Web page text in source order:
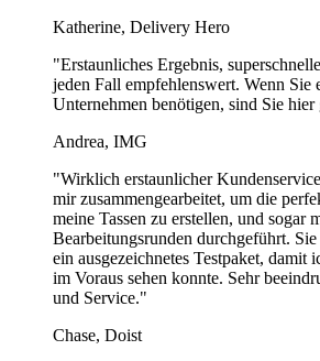
Katherine, Delivery Hero
"Erstaunliches Ergebnis,
jeden Fall empfehlenswert. Wenn Sie
Unternehmen benötigen, sind Sie
Andrea, IMG
"Wirklich erstaunlicher
mir zusammengearbeitet, um die
meine Tassen zu erstellen, und sogar
Bearbeitungsrunden durchgeführt.
ein ausgezeichnetes Testpaket, damit
im Voraus sehen konnte. Sehr
und Service."
Chase, Doist